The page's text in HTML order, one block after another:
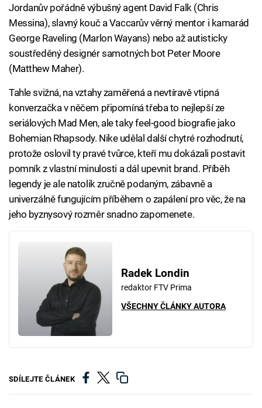
Jordanův pořádně výbušný agent David Falk (Chris
Messina), slavný kouč a Vaccarův věrný mentor i kamarád
George Raveling (Marlon Wayans) nebo až autisticky
soustředěný designér samotných bot Peter Moore
(Matthew Maher).
Tahle svižná, na vztahy zaměřená a nevtíravě vtipná
konverzačka v něčem připomíná třeba to nejlepší ze
seriálových Mad Men, ale taky feel-good biografie jako
Bohemian Rhapsody. Nike udělal další chytré rozhodnutí,
protože oslovil ty pravé tvůrce, kteří mu dokázali postavit
pomník z vlastní minulosti a dál upevnit brand. Příběh
legendy je ale natolik zručně podaným, zábavně a
univerzálně fungujícím příběhem o zapálení pro věc, že na
jeho byznysový rozměr snadno zapomenete.
Radek Londin
redaktor FTV Prima
VŠECHNY ČLÁNKY AUTORA
SDÍLEJTE ČLÁNEK